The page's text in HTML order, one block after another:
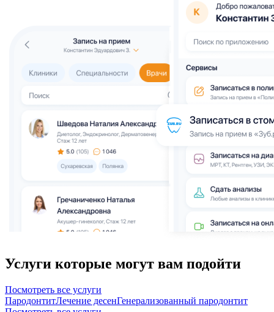
Услуги которые могут вам подойти
Посмотреть все услуги
ПародонтитЛечение десенГенерализованный пародонтит